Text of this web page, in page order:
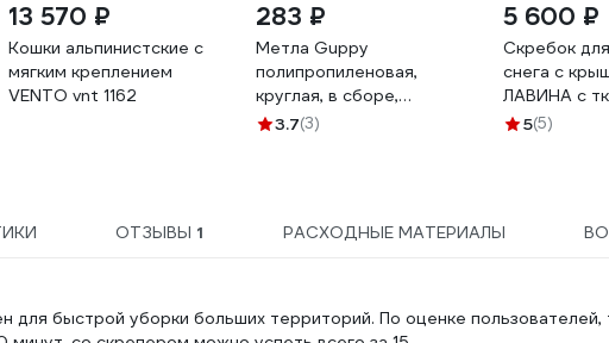
13 570 ₽
Кошки альпинистские с
мягким креплением
VENTO vnt 1162
283 ₽
Метла Guppy
полипропиленовая,
круглая, в сборе,
деревянный черенок,
3.7(3)
5 600 ₽
Скребок
снега с
ЛАВИНА с
сборно-
5(5)
ОТЗЫВЫ 1 РАСХОДНЫЕ МАТЕРИАЛЫ
для быстрой уборки больших территорий. По оценке пользователей,